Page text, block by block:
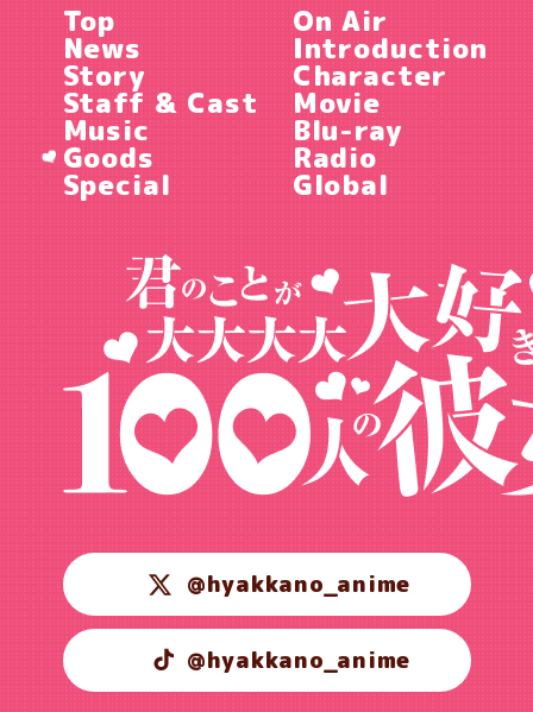
Top On Air
News Introduction
Story Character
Staff & Cast Movie
Music Blu-ray
Goods Radio
Special Global
@hyakkano_anime
@hyakkano_anime